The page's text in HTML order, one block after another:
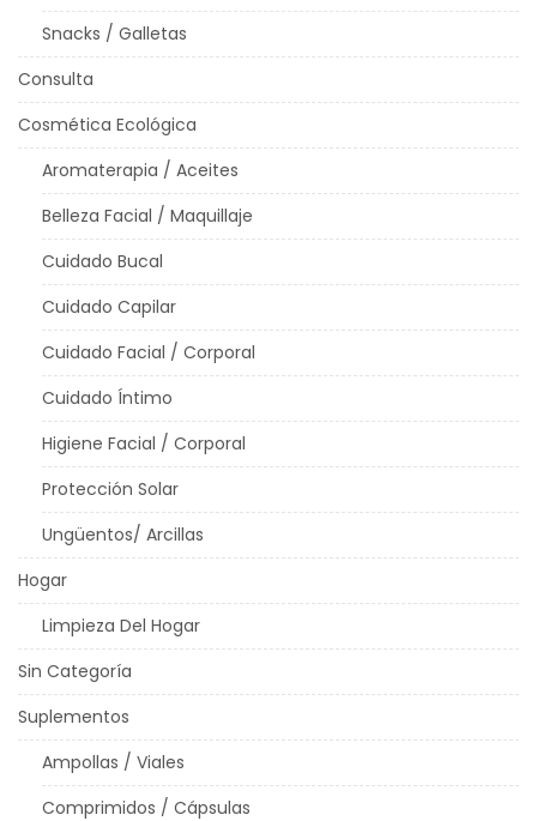
Snacks / Galletas
Consulta
Cosmética Ecológica
Aromaterapia / Aceites
Belleza Facial / Maquillaje
Cuidado Bucal
Cuidado Capilar
Cuidado Facial / Corporal
Cuidado Íntimo
Higiene Facial / Corporal
Protección Solar
Ungüentos/ Arcillas
Hogar
Limpieza Del Hogar
Sin Categoría
Suplementos
Ampollas / Viales
Comprimidos / Cápsulas